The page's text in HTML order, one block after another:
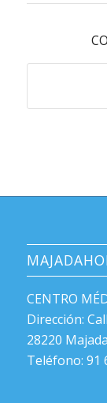
CENTRO
Dirección:
28220
Teléfono: 91